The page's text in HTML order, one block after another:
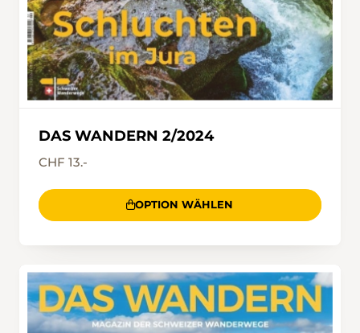
DAS WANDERN 2/2024
CHF 13.-
OPTION WÄHLEN